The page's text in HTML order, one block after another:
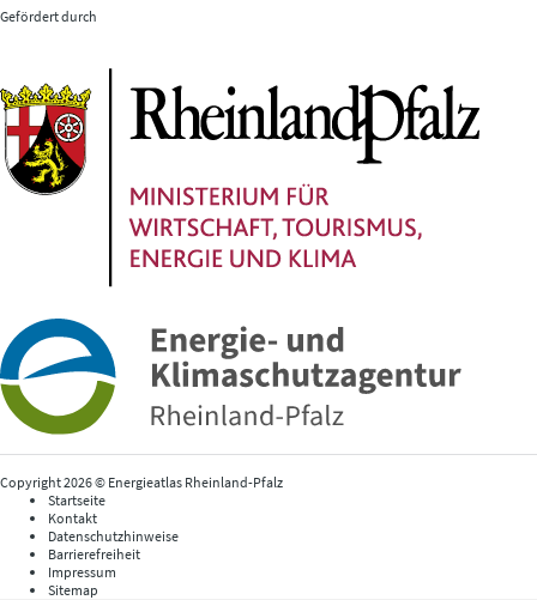
Gefördert durch
Copyright 2026 © Energieatlas Rheinland-Pfalz
Startseite
Kontakt
Datenschutzhinweise
Barrierefreiheit
Impressum
Sitemap